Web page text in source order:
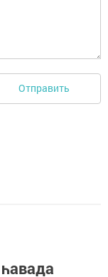
Отправить